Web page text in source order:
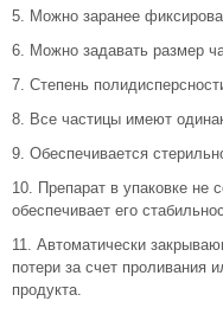
5. Можно заранее
6. Можно задавать размер
7. Степень
8. Все частицы имеют
9. Обеспечивается
10. Препарат в упаковке не
обеспечивает его
11. Автоматически
потери за счет проливания
продукта.